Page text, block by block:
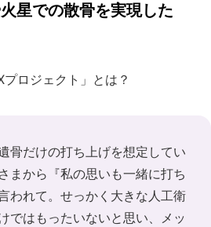
星での散骨を実現した
ロジェクト」とは？
骨だけの打ち上げを想定してい
まから『私の思いも一緒に打ち
われて。せっかく大きな人工衛
ではもったいないと思い、メッ